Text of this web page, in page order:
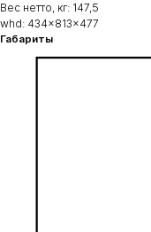
Вес нетто, кг: 147,5
whd: 434x813x477
Габариты